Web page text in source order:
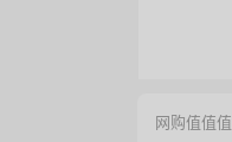
网购值值值